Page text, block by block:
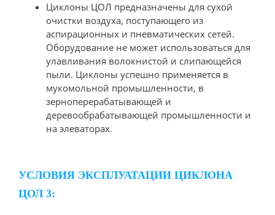
Циклоны ЦОЛ предназначены для сухой
очистки воздуха, поступающего из
аспирационных и пневматических сетей.
Оборудование не может использоваться для
улавливания волокнистой и слипающейся
пыли. Циклоны успешно применяется в
мукомольной промышленности, в
зерноперерабатывающей и
деревообрабатывающей промышленности и
на элеваторах.
УСЛОВИЯ ЭКСПЛУАТАЦИИ ЦИКЛОНА
ЦОЛ 3: